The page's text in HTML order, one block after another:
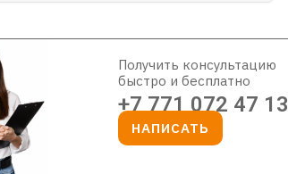
Получить консультацию
быстро и бесплатно
+7 771 072 47 13
НАПИСАТЬ